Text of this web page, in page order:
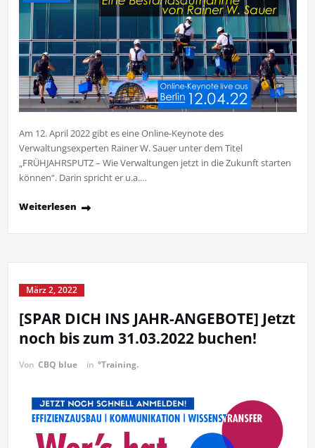
Am 12. April 2022 gibt es eine Online-Keynote des
Verwaltungsexperten Rainer W. Sauer unter dem Titel
„FRÜHJAHRSPUTZ – Wie Verwaltungen jetzt in die Zukunft starten
können“. Darin spricht er u.a.…
Weiterlesen
März 2, 2022
[SPAR DICH INS JAHR-ANGEBOTE] Jetzt
noch bis zum 31.03.2022 buchen!
Von CBQ blue in °Training.